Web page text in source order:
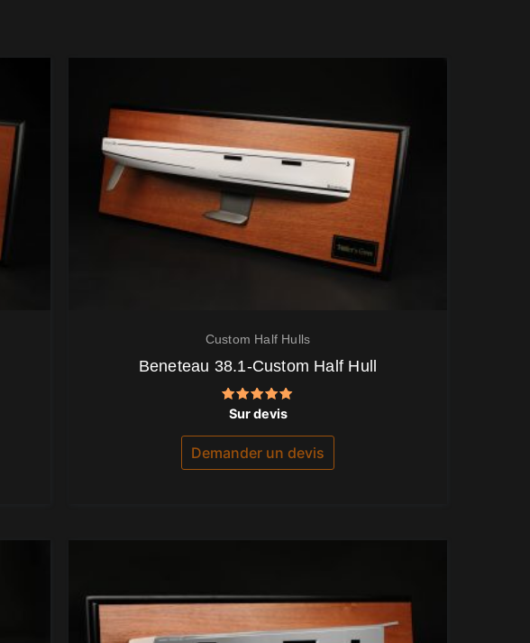
Custom Half Hulls
Beneteau 38.1-Custom Half Hull
Note
5.00
sur 5
Sur devis
Demander un devis